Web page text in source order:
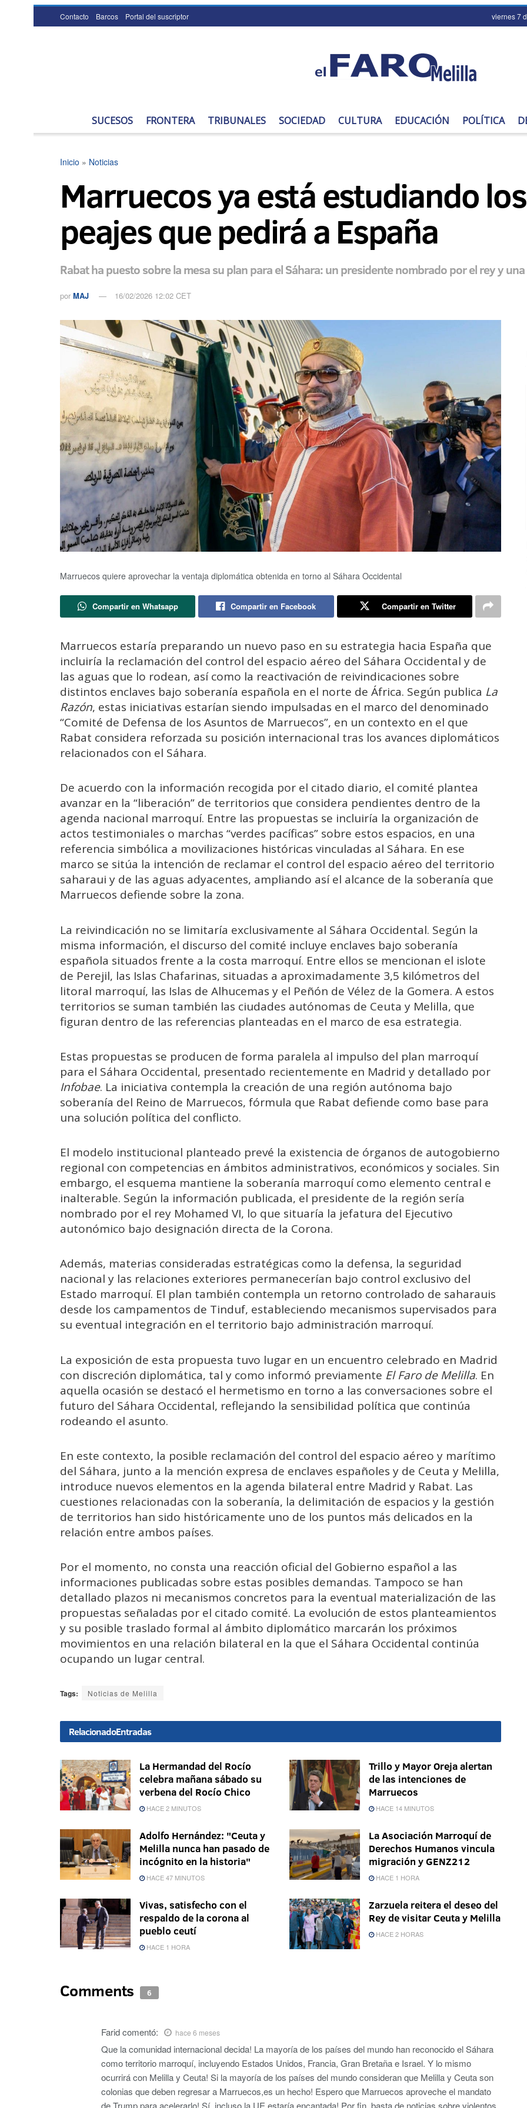
Contacto Barcos Portal del suscriptor viernes 7
SUCESOS FRONTERA TRIBUNALES SOCIEDAD CULTURA EDUCACIÓN POLÍTICA
Inicio » Noticias
Marruecos ya está estudiando
peajes que pedirá a España
Rabat ha puesto sobre la mesa su plan para el Sáhara: un presidente nombrado por el rey y
por MAJ 16/02/2026 12:02 CET
Marruecos quiere aprovechar la ventaja diplomática obtenida en torno al Sáhara Occidental
Compartir en Whatsapp Compartir en Facebook Compartir en Twitter
Marruecos estaría preparando un nuevo paso en su estrategia hacia España que
incluiría la reclamación del control del espacio aéreo del Sáhara Occidental y de
las aguas que lo rodean, así como la reactivación de reivindicaciones sobre
distintos enclaves bajo soberanía española en el norte de África. Según publica La
Razón, estas iniciativas estarían siendo impulsadas en el marco del denominado
“Comité de Defensa de los Asuntos de Marruecos”, en un contexto en el que
Rabat considera reforzada su posición internacional tras los avances diplomáticos
relacionados con el Sáhara.
De acuerdo con la información recogida por el citado diario, el comité plantea
avanzar en la “liberación” de territorios que considera pendientes dentro de la
agenda nacional marroquí. Entre las propuestas se incluiría la organización de
actos testimoniales o marchas “verdes pacíficas” sobre estos espacios, en una
referencia simbólica a movilizaciones históricas vinculadas al Sáhara. En ese
marco se sitúa la intención de reclamar el control del espacio aéreo del territorio
saharaui y de las aguas adyacentes, ampliando así el alcance de la soberanía que
Marruecos defiende sobre la zona.
La reivindicación no se limitaría exclusivamente al Sáhara Occidental. Según la
misma información, el discurso del comité incluye enclaves bajo soberanía
española situados frente a la costa marroquí. Entre ellos se mencionan el islote
de Perejil, las Islas Chafarinas, situadas a aproximadamente 3,5 kilómetros del
litoral marroquí, las Islas de Alhucemas y el Peñón de Vélez de la Gomera. A estos
territorios se suman también las ciudades autónomas de Ceuta y Melilla, que
figuran dentro de las referencias planteadas en el marco de esa estrategia.
Estas propuestas se producen de forma paralela al impulso del plan marroquí
para el Sáhara Occidental, presentado recientemente en Madrid y detallado por
Infobae. La iniciativa contempla la creación de una región autónoma bajo
soberanía del Reino de Marruecos, fórmula que Rabat defiende como base para
una solución política del conflicto.
El modelo institucional planteado prevé la existencia de órganos de autogobierno
regional con competencias en ámbitos administrativos, económicos y sociales. Sin
embargo, el esquema mantiene la soberanía marroquí como elemento central e
inalterable. Según la información publicada, el presidente de la región sería
nombrado por el rey Mohamed VI, lo que situaría la jefatura del Ejecutivo
autonómico bajo designación directa de la Corona.
Además, materias consideradas estratégicas como la defensa, la seguridad
nacional y las relaciones exteriores permanecerían bajo control exclusivo del
Estado marroquí. El plan también contempla un retorno controlado de saharauis
desde los campamentos de Tinduf, estableciendo mecanismos supervisados para
su eventual integración en el territorio bajo administración marroquí.
La exposición de esta propuesta tuvo lugar en un encuentro celebrado en Madrid
con discreción diplomática, tal y como informó previamente El Faro de Melilla. En
aquella ocasión se destacó el hermetismo en torno a las conversaciones sobre el
futuro del Sáhara Occidental, reflejando la sensibilidad política que continúa
rodeando el asunto.
En este contexto, la posible reclamación del control del espacio aéreo y marítimo
del Sáhara, junto a la mención expresa de enclaves españoles y de Ceuta y Melilla,
introduce nuevos elementos en la agenda bilateral entre Madrid y Rabat. Las
cuestiones relacionadas con la soberanía, la delimitación de espacios y la gestión
de territorios han sido históricamente uno de los puntos más delicados en la
relación entre ambos países.
Por el momento, no consta una reacción oficial del Gobierno español a las
informaciones publicadas sobre estas posibles demandas. Tampoco se han
detallado plazos ni mecanismos concretos para la eventual materialización de las
propuestas señaladas por el citado comité. La evolución de estos planteamientos
y su posible traslado formal al ámbito diplomático marcarán los próximos
movimientos en una relación bilateral en la que el Sáhara Occidental continúa
ocupando un lugar central.
Tags: Noticias de Melilla
RelacionadoEntradas
La Hermandad del Rocío
celebra mañana sábado su
verbena del Rocío Chico
HACE 2 MINUTOS
Trillo y Mayor Oreja alertan
de las intenciones de
Marruecos
HACE 14 MINUTOS
Adolfo Hernández: "Ceuta y
Melilla nunca han pasado de
incógnito en la historia"
HACE 47 MINUTOS
La Asociación Marroquí de
Derechos Humanos vincula
migración y GENZ212
HACE 1 HORA
Vivas, satisfecho con el
respaldo de la corona al
pueblo ceutí
HACE 1 HORA
Zarzuela reitera el deseo del
Rey de visitar Ceuta y Melilla
HACE 2 HORAS
Comments 6
Faridcomentó: hace 6 meses
Que la comunidad internacional decida! La mayoría de los países del mundo han reconocido el Sáhara
como territorio marroquí, incluyendo Estados Unidos, Francia, Gran Bretaña e Israel. Y lo mismo
ocurrirá con Melilla y Ceuta! Si la mayoría de los países del mundo consideran que Melilla y Ceuta son
colonias que deben regresar a Marruecos,es un hecho! Espero que Marruecos aproveche el mandato